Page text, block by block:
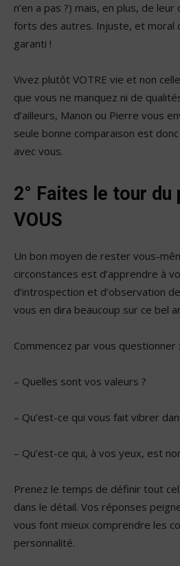
n’en a pas ?) mais, en plus, de
forts des autres. Injuste, et moral
garanti !
Vivez plutôt VOTRE vie et non
que vous ne manquez ni de
d’ailleurs, Manon ou Pierre vous
seule bonne comparaison est
avec vous.
2° Faites le tour
VOUS
Un bon moyen de rester vous-
circonstances est d’apprendre à
d’introspection et d’observation
vous en dira beaucoup sur ce bel
Commencez par vous questionner :
– Quelles sont vos valeurs ?
– Qu’est-ce qui vous fait vibrer
– Qu’est-ce qui, à vos yeux, est
Prenez le temps de définir tout
dans le détail. Vos réponses
vous font mieux comprendre les
personnalité.